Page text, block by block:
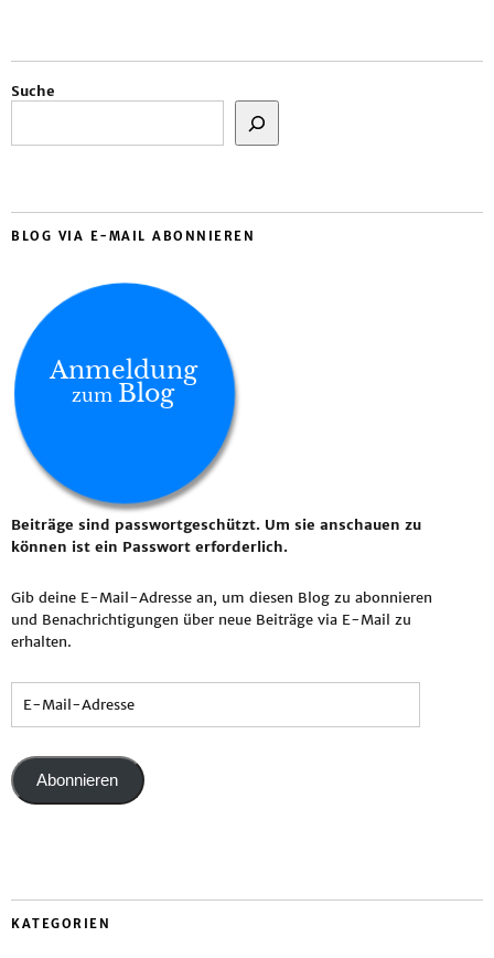
Suche
BLOG VIA E-MAIL ABONNIEREN
Anmeldung
zum Blog
Beiträge sind passwortgeschützt. Um sie anschauen zu
können ist ein Passwort erforderlich.
Gib deine E-Mail-Adresse an, um diesen Blog zu abonnieren
und Benachrichtigungen über neue Beiträge via E-Mail zu
erhalten.
Abonnieren
KATEGORIEN